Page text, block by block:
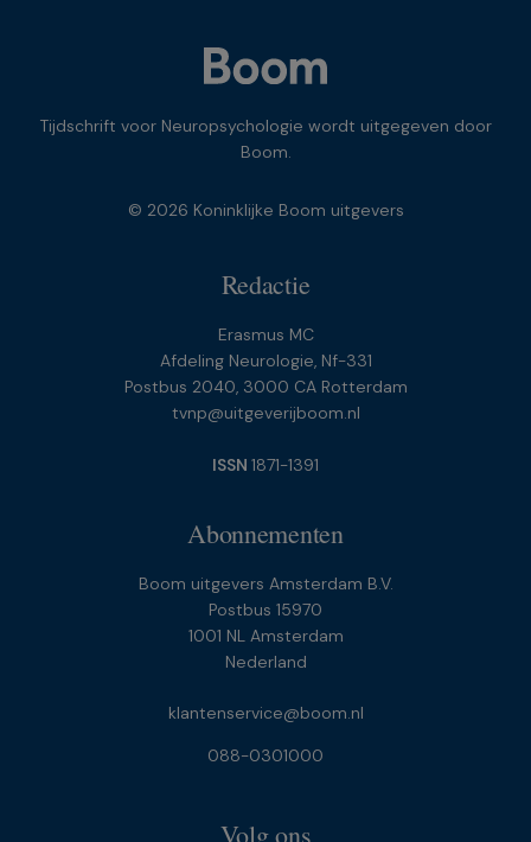
Tijdschrift voor Neuropsychologie wordt uitgegeven door
Boom.
© 2026 Koninklijke Boom uitgevers
Redactie
Erasmus MC
Afdeling Neurologie, Nf-331
Postbus 2040, 3000 CA Rotterdam
tvnp@uitgeverijboom.nl
ISSN 1871-1391
Abonnementen
Boom uitgevers Amsterdam B.V.
Postbus 15970
1001 NL Amsterdam
Nederland
klantenservice@boom.nl
088-0301000
Volg ons